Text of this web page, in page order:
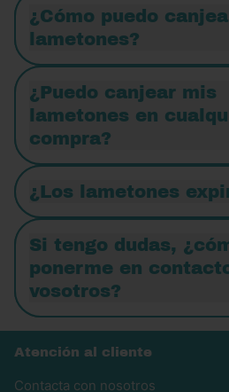
¿Cómo puedo
lametones?
¿Puedo canjear mis
lametones en
compra?
¿Los lametones
Si tengo dudas,
ponerme en
vosotros?
Atención al cliente
Contacta con nosotros